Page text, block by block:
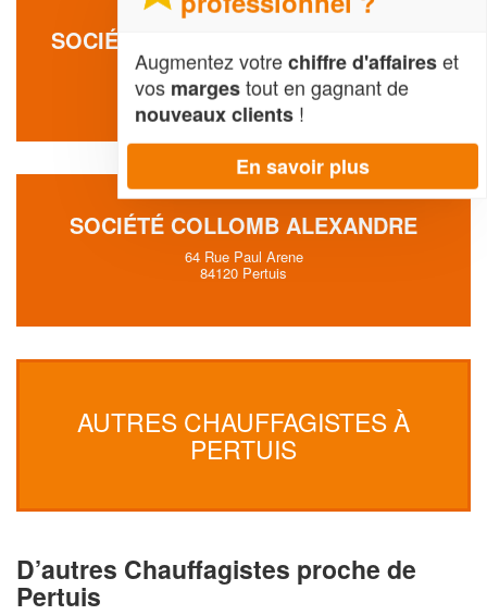
SOCIÉTÉ AJROUD MOHAMED HABIB
Lotissement Cape Mundi
84120 Pertuis
SOCIÉTÉ COLLOMB ALEXANDRE
64 Rue Paul Arene
84120 Pertuis
AUTRES CHAUFFAGISTES À
PERTUIS
D’autres Chauffagistes proche de
Pertuis
Augmentez votrechiffre d'affaireset
vos margestout en gagnant de
nouveaux clients !
En savoir plus